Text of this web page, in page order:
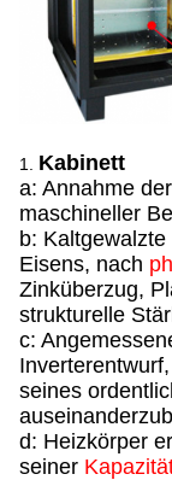
1. Kabinett
a: Annahme
maschineller
b:
Eisens, nach
Zinküberzug,
strukturelle
c:
seines
d: Heizkörper
seiner